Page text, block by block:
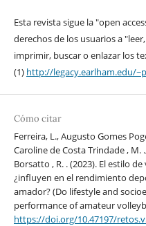
Esta revista sigue la "open
derechos de los usuarios a
imprimir, buscar o enlazar los
(1) http://legacy.earlham.edu/
Cómo citar
Ferreira, L., Augusto Gomes
Caroline de Costa Trindade , M.
Borsatto , R. . (2023). El estilo
¿influyen en el rendimiento
amador? (Do lifestyle and
performance of amateur
https://doi.org/10.47197/